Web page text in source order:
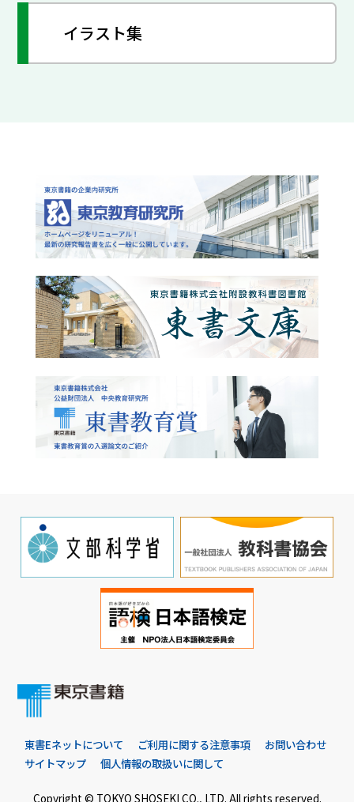
イラスト集
東書Eネットについて ご利用に関する注意事項
お問い合わせ
サイトマップ
個人情報の取扱いに関して
Copyright © TOKYO SHOSEKI CO., LTD. All rights reserved.